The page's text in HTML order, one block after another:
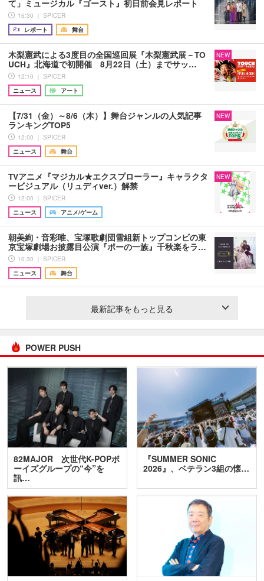
て」ミュージカル『ゴースト』初日前会見レポート
16:30 ｜ SPICER
レポート
舞台
木梨憲武による3度目の全国巡回展『木梨憲武展－TO
UCH』北海道で初開催 8月22日（土）までサッ…
12:10 ｜ SPICER
ニュース
アート
NEW
【7/31（金）～8/6（木）】舞台ジャンルの人気記事
ランキングTOP5
12:00 ｜ SPICER
ニュース
舞台
NEW
TVアニメ『マジカル★エクスプローラー』キャラクタ
ービジュアル（リュディver.）解禁
12:00 ｜ SPICER
ニュース
アニメ/ゲーム
NEW
朝美絢・音彩唯、宝塚歌劇団雪組新トップコンビの東
京宝塚劇場お披露目公演『ポーの一族』千秋楽をラ…
10:30 ｜ SPICER
ニュース
舞台
最新記事をもっと見る
POWER PUSH
82MAJOR 次世代K-POPボ
ーイズグループの“今”を
訊…
『SUMMER SONIC
2026』、ベテラン3組の懐…